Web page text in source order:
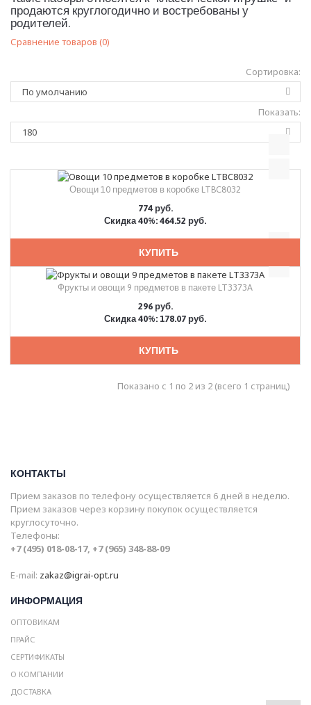
продаются круглогодично и востребованы у
родителей.
Сравнение товаров (0)
Сортировка:
Показать:
Овощи 10 предметов в коробке LTBC8032
774 руб.
Скидка 40%: 464.52 руб.
КУПИТЬ
Фрукты и овощи 9 предметов в пакете LT3373A
296 руб.
Скидка 40%: 178.07 руб.
КУПИТЬ
Показано с 1 по 2 из 2 (всего 1 страниц)
КОНТАКТЫ
Прием заказов по телефону осуществляется 6 дней в неделю.
Прием заказов через корзину покупок осуществляется
круглосуточно.
Телефоны:
+7 (495) 018-08-17, +7 (965) 348-88-09
E-mail: zakaz@igrai-opt.ru
ИНФОРМАЦИЯ
ОПТОВИКАМ
ПРАЙС
СЕРТИФИКАТЫ
О КОМПАНИИ
ДОСТАВКА